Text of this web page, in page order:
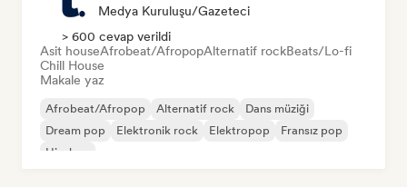
Medya Kuruluşu/Gazeteci
> 600 cevap verildi
Asit houseAfrobeat/AfropopAlternatif rockBeats/Lo-fi
Chill House
Makale yaz
Afrobeat/Afropop Alternatif rock
Dans müziği
Dream pop
Elektronik rock Elektropop
Fransız pop
Hip-hop